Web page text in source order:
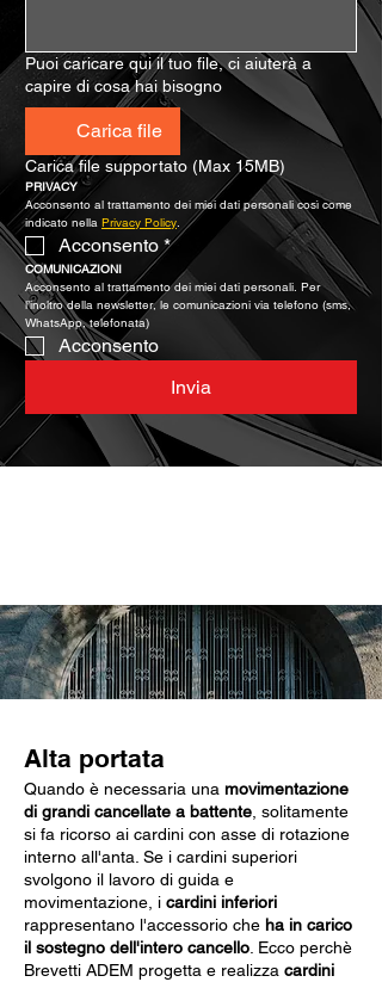
Puoi caricare qui il tuo file, ci aiuterà a
capire di cosa hai bisogno
Carica file
Carica file supportato (Max 15MB)
PRIVACY
Acconsento al trattamento dei miei dati personali così come
indicato nella Privacy Policy.
Acconsento *
COMUNICAZIONI
Acconsento al trattamento dei miei dati personali. Per
l’inoltro della newsletter, le comunicazioni via telefono (sms,
WhatsApp, telefonata)
Acconsento
Invia
Alta portata
Quando è necessaria una movimentazione
di grandi cancellate a battente , solitamente
si fa ricorso ai cardini con asse di rotazione
interno all'anta. Se i cardini superiori
svolgono il lavoro di guida e
movimentazione, i cardini inferiori
rappresentano l'accessorio che ha in carico
il sostegno dell'intero cancello . Ecco perchè
Brevetti ADEM progetta e realizza cardini